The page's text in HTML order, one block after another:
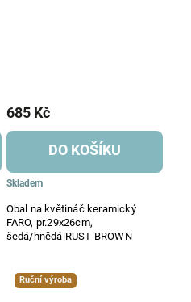
Obal na květináč keramický
FARO, pr.29x26cm,
šedá/hnědá|RUST BROWN
Skladem
685 Kč
DO KOŠÍKU
Ruční výroba